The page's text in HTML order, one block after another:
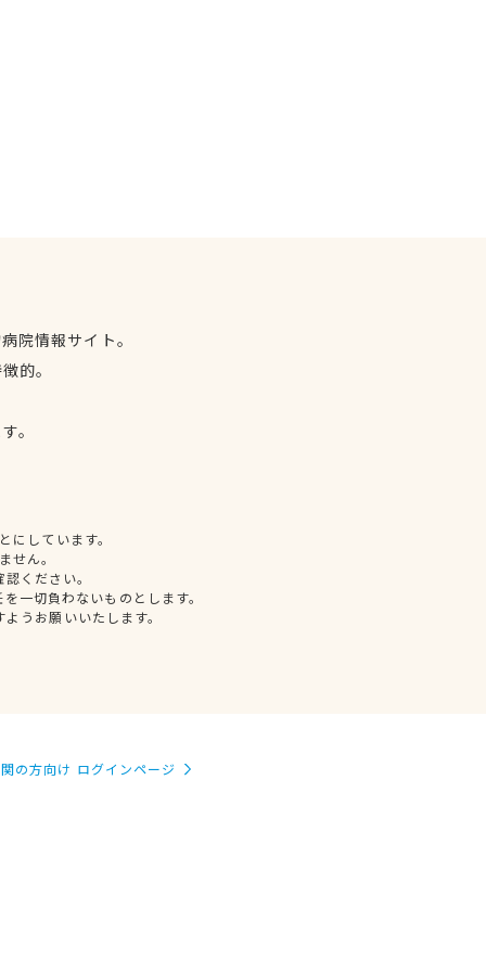
院情報サイト。
的。
。
しています。
せん。
ください。
一切負わないものとします。
うお願いいたします。
の方向け ログインページ